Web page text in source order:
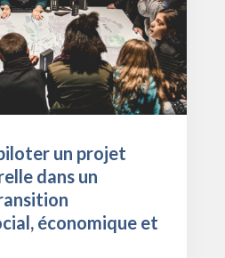
un projet
dans un
économique et